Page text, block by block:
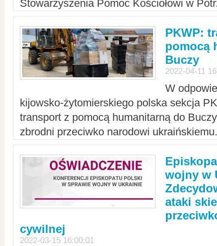
Stowarzyszenia Pomoc Kościołowi w
PKWP:
pomocą
Buczy
2022-04-11
W
kijowsko-żytomierskiego polska sekcja
transport z pomocą humanitarną do
zbrodni przeciwko narodowi
wojny w
ataki
cywilnej
2022-03-15 16:00:01